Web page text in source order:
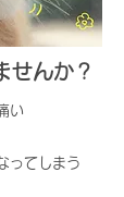
せんか？
い
ってしまう